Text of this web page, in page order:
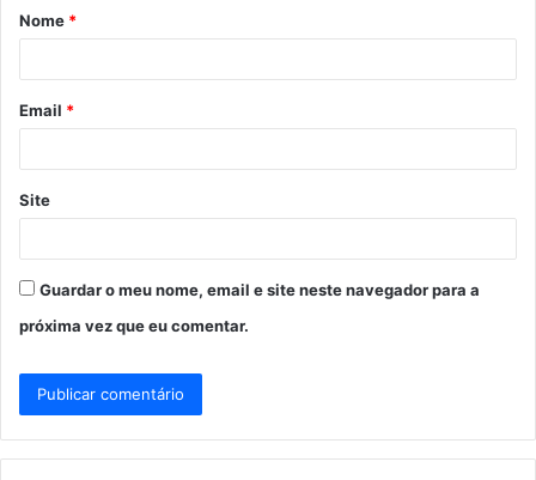
r
*
Nome *
Email *
Site
Guardar o meu nome, email e site neste navegador para a
próxima vez que eu comentar.